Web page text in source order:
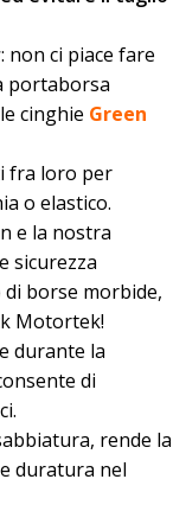
: non ci piace fare
portaborsa
cinghie Green
fra loro per
o elastico.
e la nostra
sicurezza
borse morbide,
Motortek!
durante la
di
rende la
duratura nel